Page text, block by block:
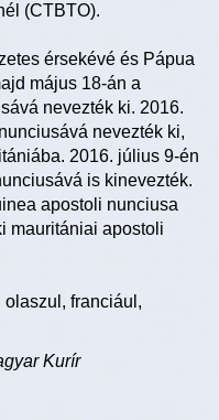
(CTBTO).
érsekévé és Pápua
május 18-án a
nevezték ki. 2016.
nevezték ki,
2016. július 9-én
is kinevezték.
apostoli nunciusa
mauritániai apostoli
franciául,
Kurír